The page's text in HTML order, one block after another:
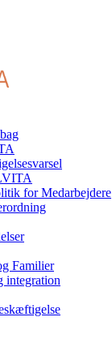
for Medarbejdere
Familier
integration